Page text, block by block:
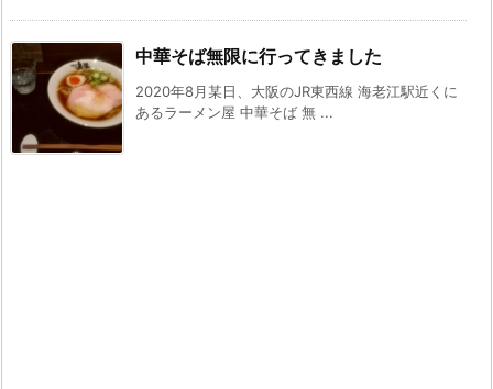
中華そば無限に行ってきました
2020年8月某日、大阪のJR東西線 海老江駅近くに
あるラーメン屋 中華そば 無 ...